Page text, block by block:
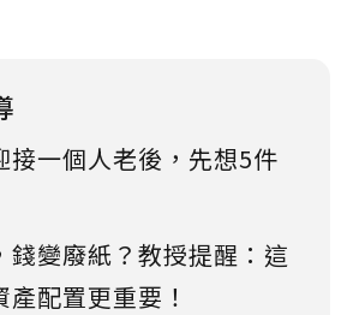
接一個人老後，先想5件
錢變廢紙？教授提醒：這
配置更重要！